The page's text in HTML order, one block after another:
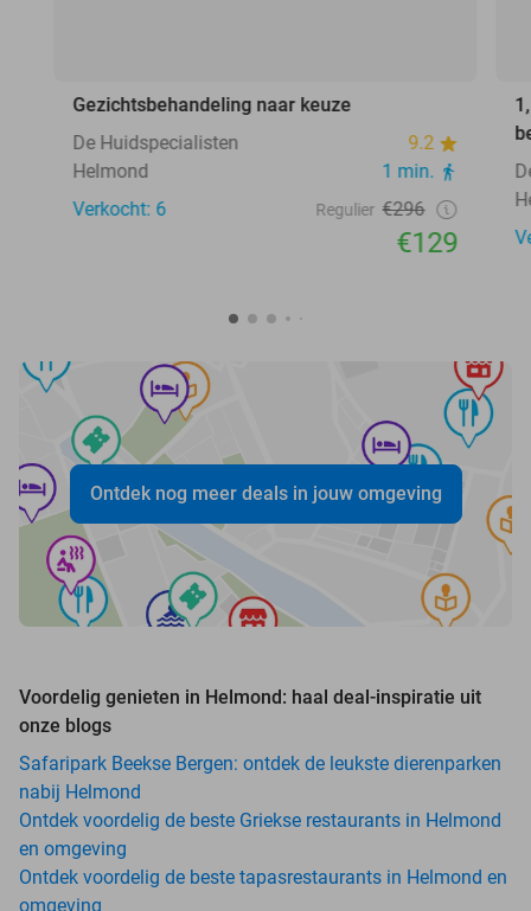
Gezichtsbehandeling naar keuze
De Huidspecialisten
9.2
Helmond
1 min.
Verkocht: 6
Regulier €296
€129
Ontdek nog meer deals in jouw omgeving
Voordelig genieten in Helmond: haal deal-inspiratie uit
onze blogs
Safaripark Beekse Bergen: ontdek de leukste dierenparken
nabij Helmond
Ontdek voordelig de beste Griekse restaurants in Helmond
en omgeving
Ontdek voordelig de beste tapasrestaurants in Helmond en
omgeving